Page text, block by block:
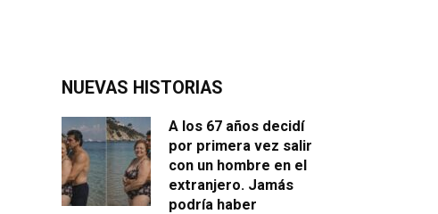
NUEVAS HISTORIAS
A los 67 años decidí
por primera vez salir
con un hombre en el
extranjero. Jamás
podría haber